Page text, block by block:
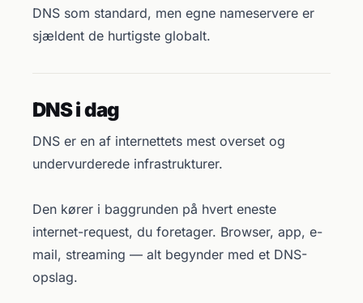
DNS som standard, men egne nameservere er
sjældent de hurtigste globalt.
DNS i dag
DNS er en af internettets mest overset og
undervurderede infrastrukturer.
Den kører i baggrunden på hvert eneste
internet-request, du foretager. Browser, app, e-
mail, streaming — alt begynder med et DNS-
opslag.